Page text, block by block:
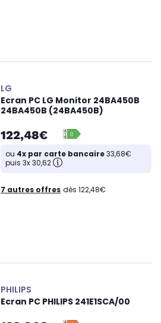
LG
Ecran PC LG Monitor 24BA450B
24BA450B (24BA450B)
122,48€
ou 4x par carte bancaire33,68€
puis 3x 30,62
7 autres offres dès 122,48€
PHILIPS
Ecran PC PHILIPS 241E1SCA/00